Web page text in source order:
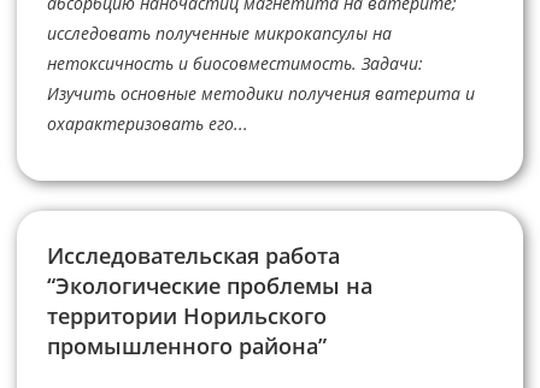
исследовать полученные микрокапсулы на
нетоксичность и биосовместимость. Задачи:
Изучить основные методики получения ватерита и
охарактеризовать его...
Исследовательская работа
“Экологические проблемы на
территории Норильского
промышленного района”